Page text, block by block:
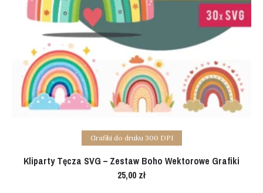
Add to cart
Grafiki do druku 300 DPI
Kliparty Tęcza SVG – Zestaw Boho Wektorowe Grafiki
25,00 zł